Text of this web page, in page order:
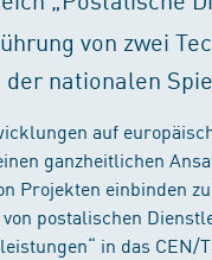
von zwei
nationalen
auf
ganzheitlichen
Projekten einbinden
postalischen
in das